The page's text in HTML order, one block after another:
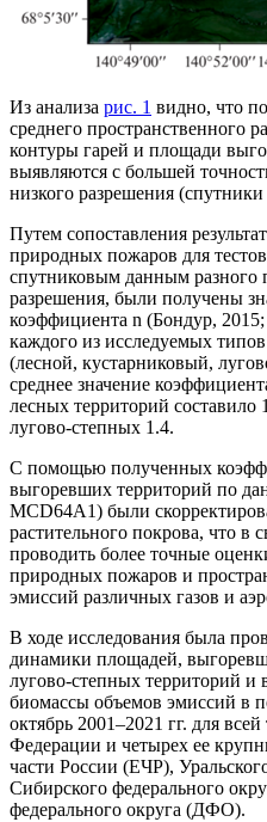
Из анализа рис. 1 видно, что
среднего пространственного
контуры гарей и площади
выявляются с большей
низкого разрешения
Путем сопоставления
природных пожаров для
спутниковым данным разного
разрешения, были получены
коэффициента n (Бондур,
каждого из исследуемых
(лесной, кустарниковый,
среднее значение
лесных территорий составило
лугово-степных 1.4.
С помощью полученных
выгоревших территорий по
MCD64A1) были
растительного покрова, что в
проводить более точные
природных пожаров и
эмиссий различных газов и
В ходе исследования была
динамики площадей,
лугово-степных территорий и
биомассы объемов эмиссий в
октябрь 2001–2021 гг. для
Федерации и четырех ее
части России (ЕЧР),
Сибирского федерального
федерального округа (ДФО).